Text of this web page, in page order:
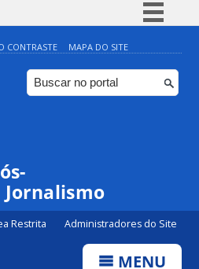
Simplifique!
Comunica BR
Participe
CONTRASTE MAPA DO SITE
Restrita Administradores do Site
MENU